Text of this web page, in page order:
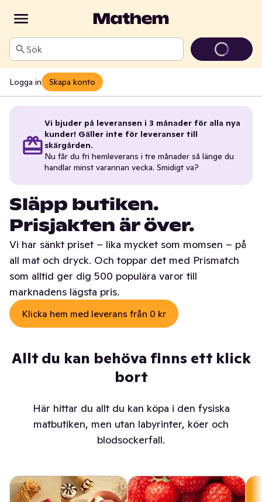
Sök
Logga in Skapa konto
Vi bjuder på leveransen i 3 månader för alla nya
kunder! Gäller inte för leveranser till
skärgården.
Nu får du fri hemleverans i tre månader så länge du
handlar minst varannan vecka. Smidigt va?
Släpp butiken.
Prisjakten är över.
Vi har sänkt priset – lika mycket som momsen – på
all mat och dryck. Och toppar det med Prismatch
som alltid ger dig 500 populära varor till
marknadens lägsta pris.
Klicka hem med leverans från 0 kr
Allt du kan behöva finns ett klick
bort
Här hittar du allt du kan köpa i den fysiska
matbutiken, men utan labyrinter, köer och
blodsockerfall.